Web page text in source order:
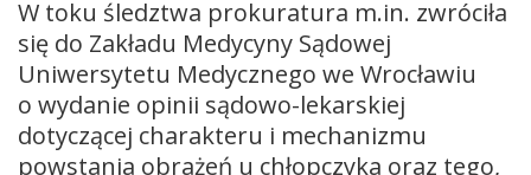
W toku śledztwa prokuratura m.in. zwróciła
się do Zakładu Medycyny Sądowej
Uniwersytetu Medycznego we Wrocławiu
o wydanie opinii sądowo-lekarskiej
dotyczącej charakteru i mechanizmu
powstania obrażeń u chłopczyka oraz tego,